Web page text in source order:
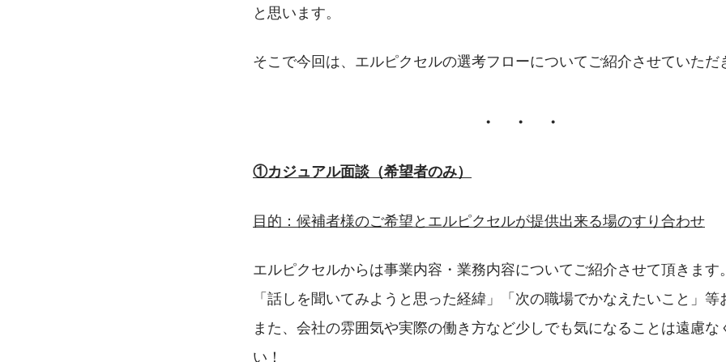
と思います。
そこで今回は、エルピクセルの選考フローについてご紹介させていただ
・　・　・
①カジュアル面談（希望者のみ）
目的：候補者様のご希望とエルピクセルが提供出来る場のすり合わせ
エルピクセルからは事業内容・業務内容についてご紹介させて頂きます
「話しを聞いてみようと思った経緯」「次の職場でかなえたいこと」等
また、会社の雰囲気や実際の働き方など少しでも気になることは遠慮な
い！